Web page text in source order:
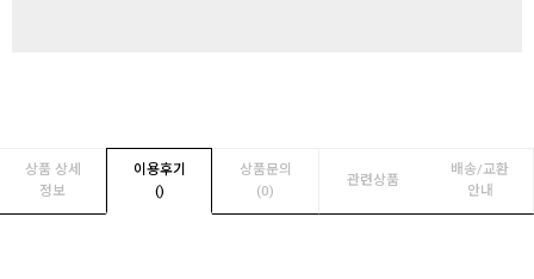
상품 상세
정보
이용후기
()
상품문의
(0)
관련상품
배송/교환
안내